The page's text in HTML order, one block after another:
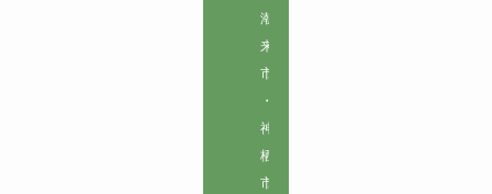
潮
来
市
・
神
栖
市